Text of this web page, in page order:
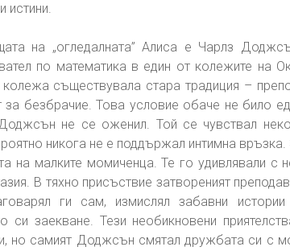
истини.
на „огледалната” Алиса е Чарлз
по математика в един от колежите на
съществувала стара традиция –
безбрачие. Това условие обаче не било
не се оженил. Той се чувствал
никога не е поддържал интимна
на малките момиченца. Те го удивлявали с
В тяхно присъствие затвореният
ги сам, измислял забавни
си заекване. Тези необикновени
но самият Доджсън смятал дружбата си с